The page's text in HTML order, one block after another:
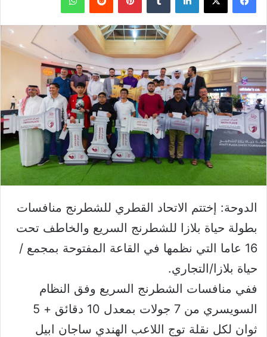
الدوحة: إختتم الاتحاد القطري للشطرنج منافسات
بطولة حياة بلازا للشطرنج السريع والخاطف تحت
16 عاما التي نظمها في القاعة المفتوحة بمجمع /
حياة بلازا/التجاري.
ففي منافسات الشطرنج السريع وفق النظام
السويسري من 7 جولات بمعدل 10 دقائق + 5
ثوان لكل نقلة توج اللاعب الهندي ساجان ابيل